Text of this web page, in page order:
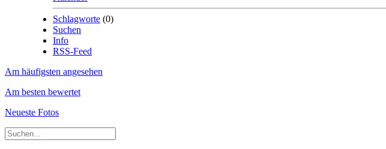
Schlagworte (0)
Suchen
Info
RSS-Feed
Am häufigsten angesehen
Am besten bewertet
Neueste Fotos